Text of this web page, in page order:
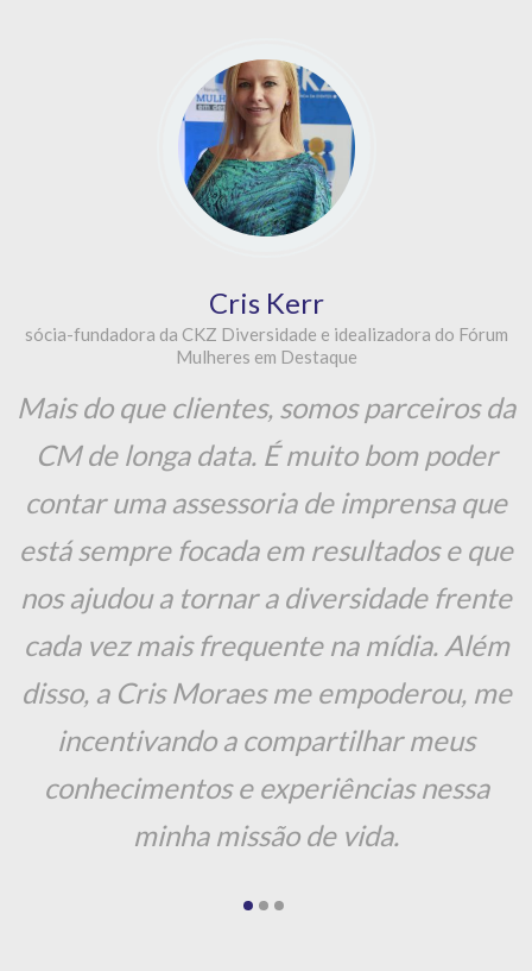
Mais do que clientes, somos parceiros da
CM de longa data. É muito bom poder
contar uma assessoria de imprensa que
está sempre focada em resultados e que
nos ajudou a tornar a diversidade frente
cada vez mais frequente na mídia. Além
disso, a Cris Moraes me empoderou, me
incentivando a compartilhar meus
conhecimentos e experiências nessa
minha missão de vida.
Cris Kerr
sócia-fundadora da CKZ Diversidade e idealizadora do Fórum
Mulheres em Destaque